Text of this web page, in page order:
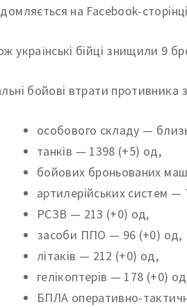
на Facebook-
українські бійці знищили 9
бойові втрати
особового складу —
танків — 1398 (+5) од,
бойових броньованих
артилерійських систем —
РСЗВ — 213 (+0) од,
засоби ППО — 96 (+0) од,
літаків — 212 (+0) од,
гелікоптерів — 178 (+0)
БПЛА оперативно-